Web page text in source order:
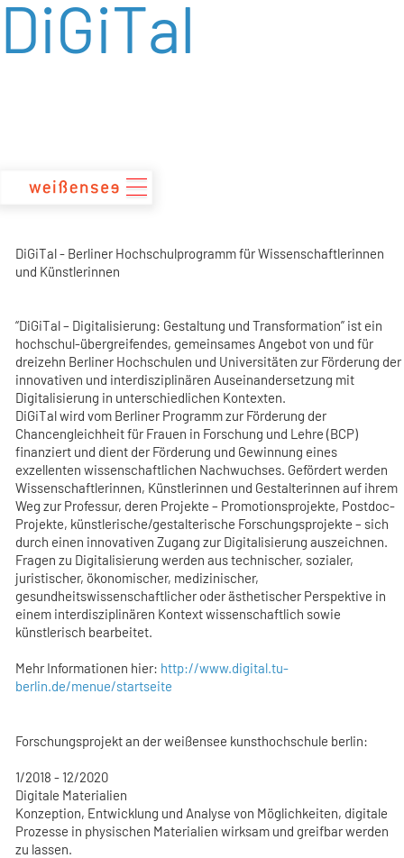
zum
DiGiTal
DiGiTal - Berliner Hochschulprogramm für Wissenschaftlerinnen
und Künstlerinnen
“DiGiTal – Digitalisierung: Gestaltung und Transformation” ist ein
hochschul-übergreifendes, gemeinsames Angebot von und für
dreizehn Berliner Hochschulen und Universitäten zur Förderung der
innovativen und interdisziplinären Auseinandersetzung mit
Digitalisierung in unterschiedlichen Kontexten.
DiGiTal wird vom Berliner Programm zur Förderung der
Chancengleichheit für Frauen in Forschung und Lehre (BCP)
finanziert und dient der Förderung und Gewinnung eines
exzellenten wissenschaftlichen Nachwuchses. Gefördert werden
Wissenschaftlerinnen, Künstlerinnen und Gestalterinnen auf ihrem
Weg zur Professur, deren Projekte – Promotionsprojekte, Postdoc-
Projekte, künstlerische/gestalterische Forschungsprojekte – sich
durch einen innovativen Zugang zur Digitalisierung auszeichnen.
Fragen zu Digitalisierung werden aus technischer, sozialer,
juristischer, ökonomischer, medizinischer,
gesundheitswissenschaftlicher oder ästhetischer Perspektive in
einem interdisziplinären Kontext wissenschaftlich sowie
künstlerisch bearbeitet.
Mehr Informationen hier: http://www.digital.tu-
berlin.de/menue/startseite
Forschungsprojekt an der weißensee kunsthochschule berlin:
1/2018 - 12/2020
Digitale Materialien
Konzeption, Entwicklung und Analyse von Möglichkeiten, digitale
Prozesse in physischen Materialien wirksam und greifbar werden
zu lassen.